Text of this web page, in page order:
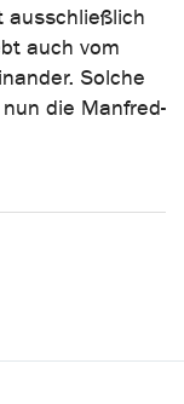
ausschließlich
auch vom
Solche
die Manfred-